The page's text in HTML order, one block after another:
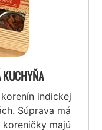
indickej
Súprava má
majú